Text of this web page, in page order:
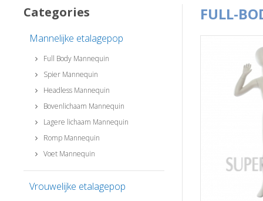
Categories
Mannelijke etalagepop
Full Body Mannequin
Spier Mannequin
Headless Mannequin
Bovenlichaam Mannequin
Lagere lichaam Mannequin
Romp Mannequin
Voet Mannequin
Vrouwelijke etalagepop
FULL-